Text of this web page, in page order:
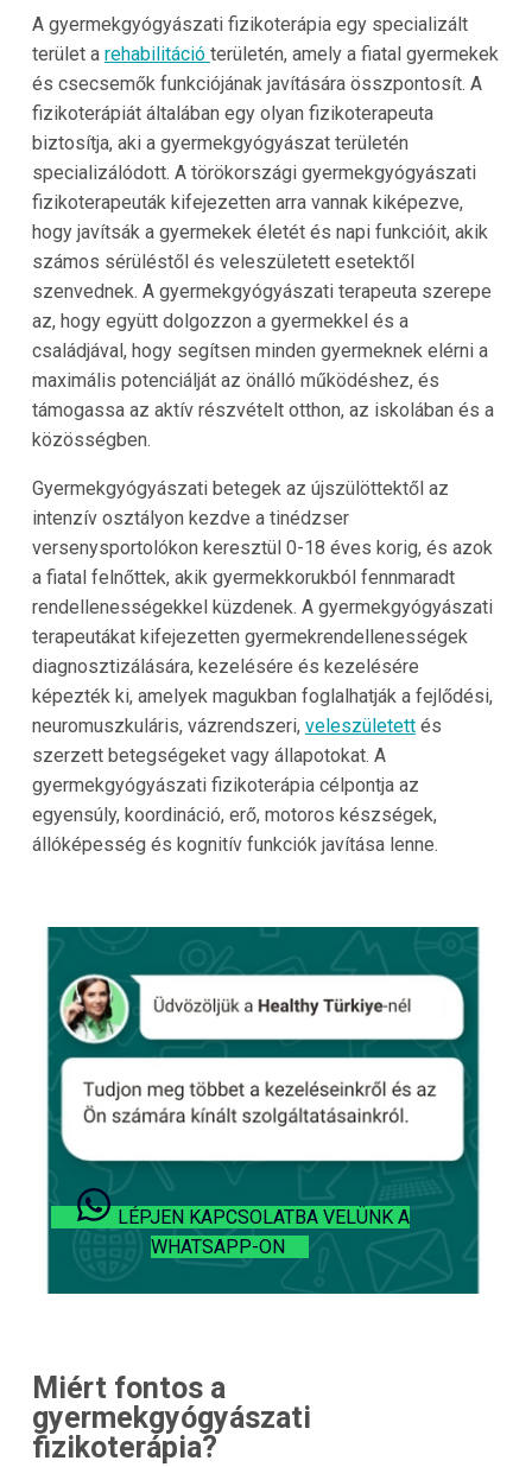
A gyermekgyógyászati ​​fizikoterápia egy specializált
terület a rehabilitáció területén, amely a fiatal gyermekek
és csecsemők funkciójának javítására összpontosít. A
fizikoterápiát általában egy olyan fizikoterapeuta
biztosítja, aki a gyermekgyógyászat területén
specializálódott. A törökországi gyermekgyógyászati ​​
fizikoterapeuták kifejezetten arra vannak kiképezve,
hogy javítsák a gyermekek életét és napi funkcióit, akik
számos sérüléstől és veleszületett esetektől
szenvednek. A gyermekgyógyászati terapeuta szerepe
az, hogy együtt dolgozzon a gyermekkel és a
családjával, hogy segítsen minden gyermeknek elérni a
maximális potenciálját az önálló működéshez, és
támogassa az aktív részvételt otthon, az iskolában és a
közösségben.
Gyermekgyógyászati ​​betegek az újszülöttektől az
intenzív osztályon kezdve a tinédzser
versenysportolókon keresztül 0-18 éves korig, és azok
a fiatal felnőttek, akik gyermekkorukból fennmaradt
rendellenességekkel küzdenek. A gyermekgyógyászati
terapeutákat kifejezetten gyermekrendellenességek
diagnosztizálására, kezelésére és kezelésére
képezték ki, amelyek magukban foglalhatják a fejlődési,
neuromuszkuláris, vázrendszeri, veleszületettés
szerzett betegségeket vagy állapotokat. A
gyermekgyógyászati fizikoterápia célpontja az
egyensúly, koordináció, erő, motoros készségek,
állóképesség és kognitív funkciók javítása lenne.
LÉPJEN KAPCSOLATBA VELÜNK A
WHATSAPP-ON
Miért fontos a
gyermekgyógyászati
fizikoterápia?